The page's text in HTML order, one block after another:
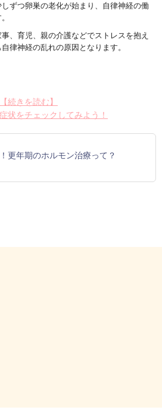
ずつ卵巣の老化が始まり、自律神経の働
、育児、親の介護などでストレスを抱え
律神経の乱れの原因となります。
【続きを読む】
状をチェックしてみよう！
更年期のホルモン治療って？